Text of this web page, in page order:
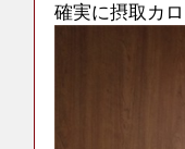
確実に摂取カ